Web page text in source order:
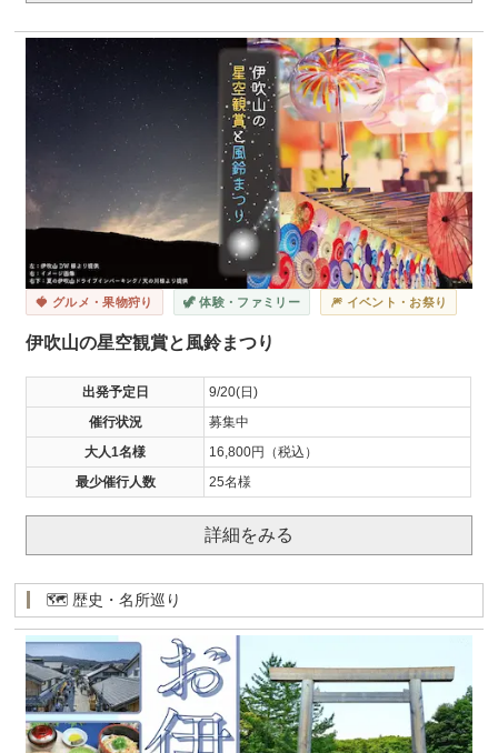
🍓 グルメ・果物狩り 🦖 体験・ファミリー 🎆 イベント・お祭り
伊吹山の星空観賞と風鈴まつり
出発予定日
9/20(日)
催行状況
募集中
大人1名様
16,800円（税込）
最少催行人数
25名様
詳細をみる
🗺️ 歴史・名所巡り